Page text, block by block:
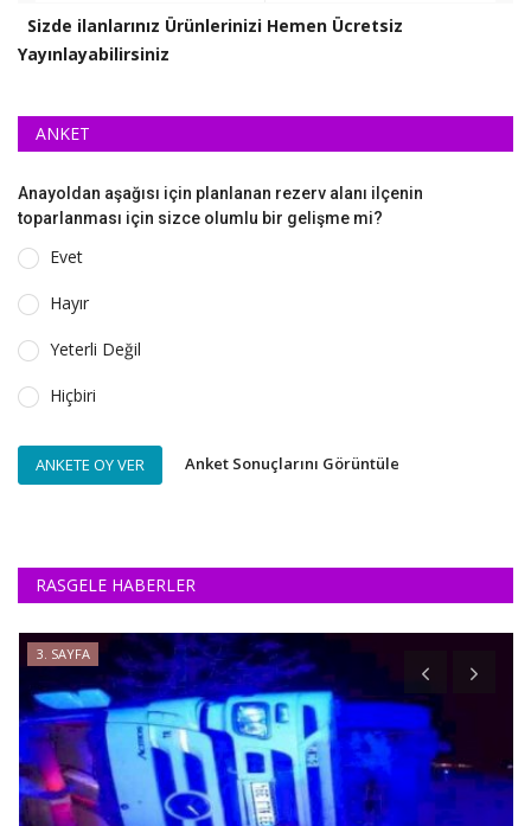
Sizde ilanlarınız Ürünlerinizi Hemen Ücretsiz
Yayınlayabilirsiniz
ANKET
Anayoldan aşağısı için planlanan rezerv alanı ilçenin
toparlanması için sizce olumlu bir gelişme mi?
Evet
Hayır
Yeterli Değil
Hiçbiri
ANKETE OY VER Anket Sonuçlarını Görüntüle
RASGELE HABERLER
3. SAYFA